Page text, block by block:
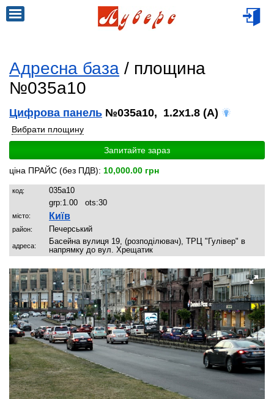
Адресна база / площина
№035a10
Цифрова панель №035a10, 1.2x1.8 (A)
Вибрати площину
Запитайте зараз
ціна ПРАЙС (без ПДВ): 10,000.00 грн
код:
035a10
grp:1.00 ots:30
місто: Київ
район: Печерський
адреса:
Басейна вулиця 19, (розподілювач), ТРЦ "Гулівер" в
напрямку до вул. Хрещатик